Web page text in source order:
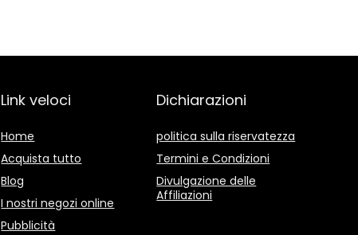
Link veloci
Home
Acquista tutto
Blog
I nostri negozi online
Pubblicità
Dichiarazioni
politica sulla riservatezza
Termini e Condizioni
Divulgazione delle
Affiliazioni